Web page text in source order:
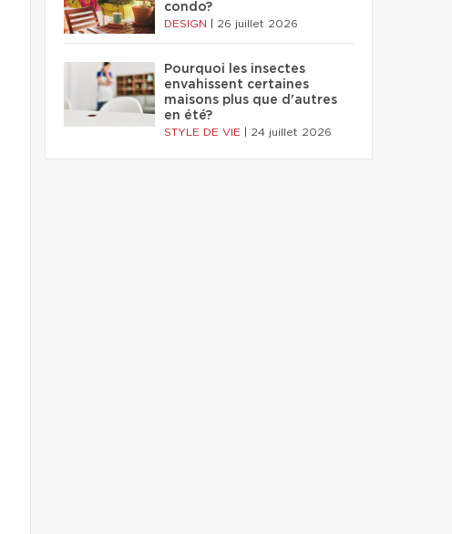
condo?
DESIGN 26 juillet 2026
Pourquoi les insectes
envahissent certaines
maisons plus que d'autres
en été?
STYLE DE VIE 24 juillet 2026